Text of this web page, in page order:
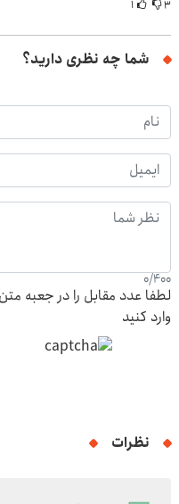
۳ ۱
شما چه نظری دارید؟
0/400
لطفا عدد مقابل را در جعبه متن
وارد کنید
نظرات